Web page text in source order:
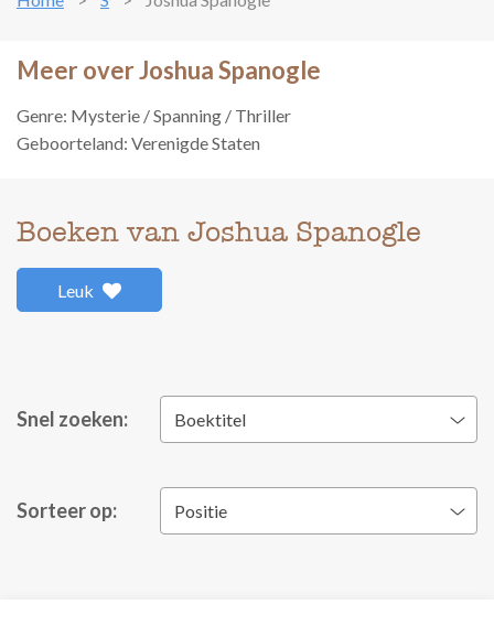
Meer over Joshua Spanogle
Genre: Mysterie / Spanning / Thriller
Geboorteland: Verenigde Staten
Boeken van Joshua Spanogle
Leuk
Snel zoeken: Boektitel
Sorteer op: Positie